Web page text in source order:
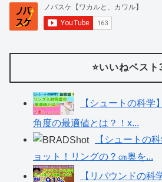
⭐️いいねベスト
【シュートの科学
角度の最適値とは？！x...
【シュートの
ョット！リングの？㎝奥を...
【リバウンドの科